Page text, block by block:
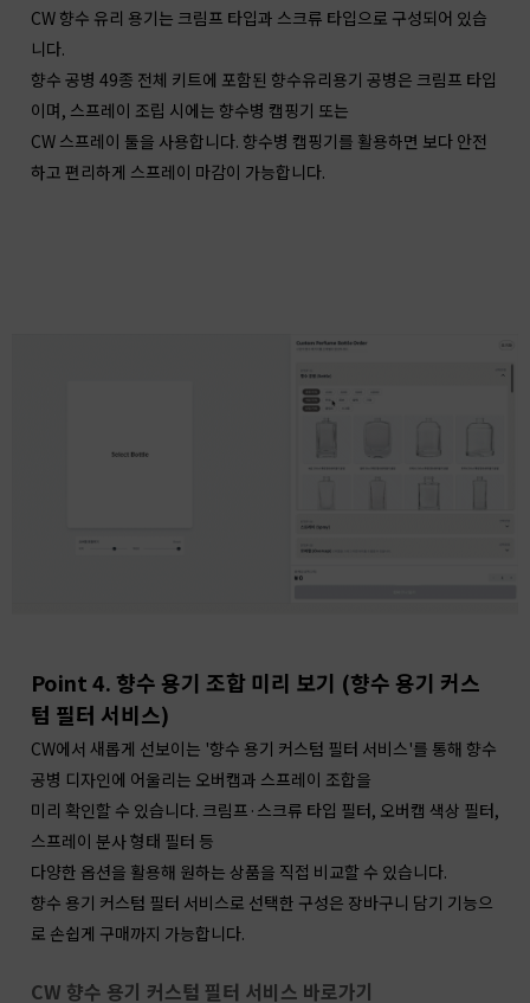
CW 향수 유리 용기는 크림프 타입과 스크류 타입으로 구성되어 있습
니다.
향수 공병 49종 전체 키트에 포함된 향수유리용기 공병은 크림프 타입
이며, 스프레이 조립 시에는 향수병 캡핑기 또는
CW 스프레이 툴을 사용합니다. 향수병 캡핑기를 활용하면 보다 안전
하고 편리하게 스프레이 마감이 가능합니다.
Point 4. 향수 용기 조합 미리 보기 (향수 용기 커스
텀 필터 서비스)
CW에서 새롭게 선보이는 '향수 용기 커스텀 필터 서비스'를 통해 향수
공병 디자인에 어울리는 오버캡과 스프레이 조합을
미리 확인할 수 있습니다. 크림프·스크류 타입 필터, 오버캡 색상 필터,
스프레이 분사 형태 필터 등
다양한 옵션을 활용해 원하는 상품을 직접 비교할 수 있습니다.
향수 용기 커스텀 필터 서비스로 선택한 구성은 장바구니 담기 기능으
로 손쉽게 구매까지 가능합니다.
CW 향수 용기 커스텀 필터 서비스 바로가기